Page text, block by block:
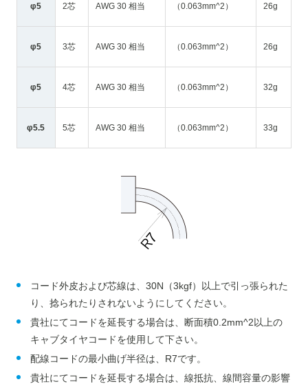
φ5 2芯 AWG 30 相当 （0.063mm^2） 26g
φ5 3芯 AWG 30 相当 （0.063mm^2） 26g
φ5 4芯 AWG 30 相当 （0.063mm^2） 32g
φ5.5 5芯 AWG 30 相当 （0.063mm^2） 33g
コード外皮および芯線は、30N（3kgf）以上で引っ張られた
り、捻られたりされないようにしてください。
貴社にてコードを延長する場合は、断面積0.2mm^2以上の
キャブタイヤコードを使用して下さい。
配線コードの最小曲げ半径は、R7です。
貴社にてコードを延長する場合は、線抵抗、線間容量の影響